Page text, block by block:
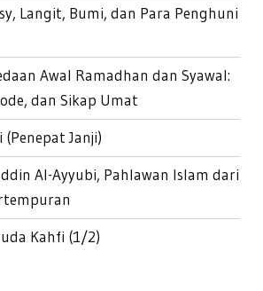
Langit, Bumi, dan Para Penghuni
Awal Ramadhan dan Syawal:
dan Sikap Umat
(Penepat Janji)
Al-Ayyubi, Pahlawan Islam dari
Kahfi (1/2)